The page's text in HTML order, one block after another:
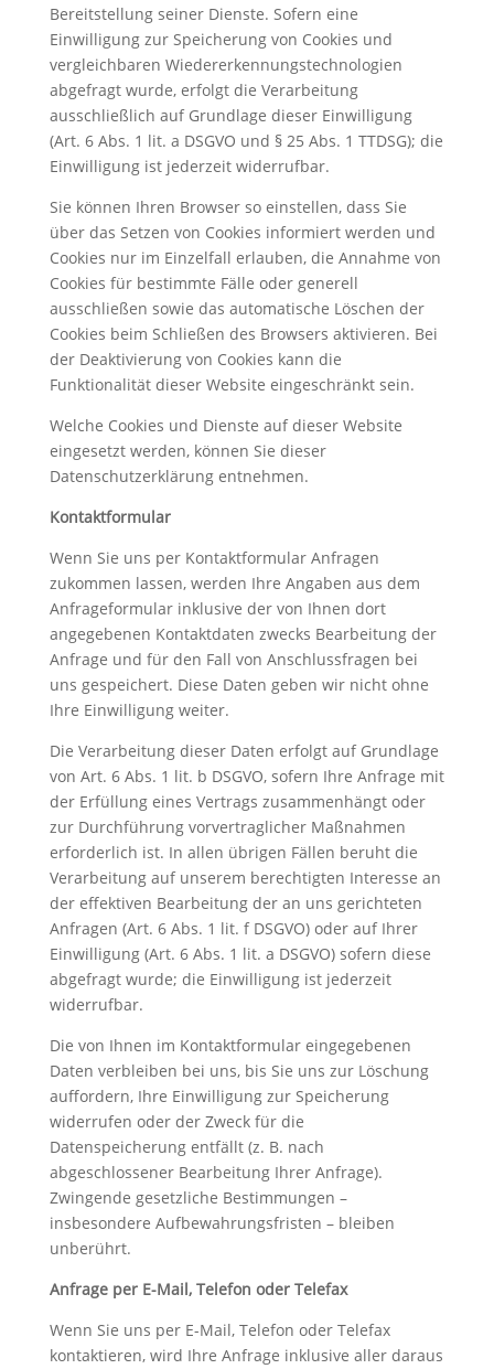
Bereitstellung seiner Dienste. Sofern eine
Einwilligung zur Speicherung von Cookies und
vergleichbaren Wiedererkennungstechnologien
abgefragt wurde, erfolgt die Verarbeitung
ausschließlich auf Grundlage dieser Einwilligung
(Art. 6 Abs. 1 lit. a DSGVO und § 25 Abs. 1 TTDSG); die
Einwilligung ist jederzeit widerrufbar.
Sie können Ihren Browser so einstellen, dass Sie
über das Setzen von Cookies informiert werden und
Cookies nur im Einzelfall erlauben, die Annahme von
Cookies für bestimmte Fälle oder generell
ausschließen sowie das automatische Löschen der
Cookies beim Schließen des Browsers aktivieren. Bei
der Deaktivierung von Cookies kann die
Funktionalität dieser Website eingeschränkt sein.
Welche Cookies und Dienste auf dieser Website
eingesetzt werden, können Sie dieser
Datenschutzerklärung entnehmen.
Kontaktformular
Wenn Sie uns per Kontaktformular Anfragen
zukommen lassen, werden Ihre Angaben aus dem
Anfrageformular inklusive der von Ihnen dort
angegebenen Kontaktdaten zwecks Bearbeitung der
Anfrage und für den Fall von Anschlussfragen bei
uns gespeichert. Diese Daten geben wir nicht ohne
Ihre Einwilligung weiter.
Die Verarbeitung dieser Daten erfolgt auf Grundlage
von Art. 6 Abs. 1 lit. b DSGVO, sofern Ihre Anfrage mit
der Erfüllung eines Vertrags zusammenhängt oder
zur Durchführung vorvertraglicher Maßnahmen
erforderlich ist. In allen übrigen Fällen beruht die
Verarbeitung auf unserem berechtigten Interesse an
der effektiven Bearbeitung der an uns gerichteten
Anfragen (Art. 6 Abs. 1 lit. f DSGVO) oder auf Ihrer
Einwilligung (Art. 6 Abs. 1 lit. a DSGVO) sofern diese
abgefragt wurde; die Einwilligung ist jederzeit
widerrufbar.
Die von Ihnen im Kontaktformular eingegebenen
Daten verbleiben bei uns, bis Sie uns zur Löschung
auffordern, Ihre Einwilligung zur Speicherung
widerrufen oder der Zweck für die
Datenspeicherung entfällt (z. B. nach
abgeschlossener Bearbeitung Ihrer Anfrage).
Zwingende gesetzliche Bestimmungen –
insbesondere Aufbewahrungsfristen – bleiben
unberührt.
Anfrage per E-Mail, Telefon oder Telefax
Wenn Sie uns per E-Mail, Telefon oder Telefax
kontaktieren, wird Ihre Anfrage inklusive aller daraus